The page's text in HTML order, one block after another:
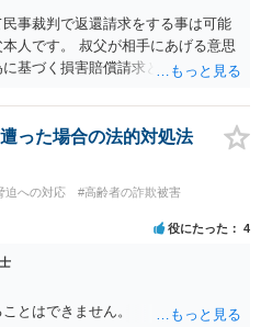
って被害者の過失と評価し、被害
害者の落ち度等相当分を減額する
その分確保することができること
ることは、結果として、不法行為
の事情がない限り、被害者の落ち度
由とすることは許されない。」と
成３０年５月２３日裁判例 裁判所
）に対する過失相殺の適用」につ
行為であって犯罪成立可能性すら
相殺をすることは、極力避けるべ
者間の公平を図るため、損害賠償
過失を考慮する制度であるとこ
意による違法な詐欺行為であっ
事裁判で返還請求をする事は可能
人です。 叔父が相手にあげる意思
基づく損害賠償請求とか不当利得
った場合の法的対処法
迫への対応
#高齢者の詐欺被害
役にたった 4
とはできません。